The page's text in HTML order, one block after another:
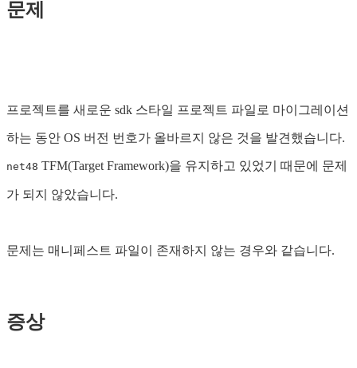
문제
프로젝트를 새로운 sdk 스타일 프로젝트 파일로 마이그레이션
하는 동안 OS 버전 번호가 올바르지 않은 것을 발견했습니다.
net48 TFM(Target Framework)을 유지하고 있었기 때문에 문제
가 되지 않았습니다.
문제는 매니페스트 파일이 존재하지 않는 경우와 같습니다.
증상